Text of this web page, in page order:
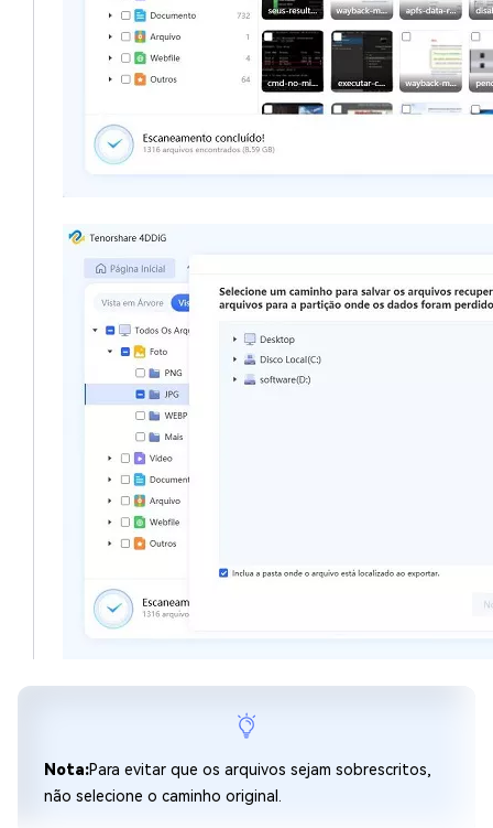
Nota:Para evitar que os arquivos sejam sobrescritos,
não selecione o caminho original.